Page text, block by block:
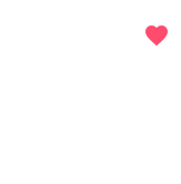
favorite